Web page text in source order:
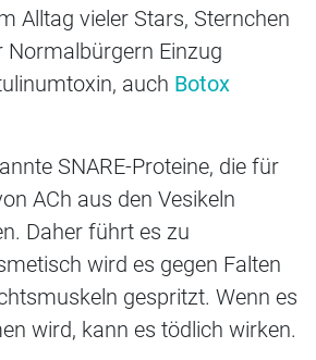
Alltag vieler Stars, Sternchen
Einzug
auch Botox
SNARE-Proteine, die für
ACh aus den Vesikeln
Daher führt es zu
wird es gegen Falten
gespritzt. Wenn es
wird, kann es tödlich wirken.